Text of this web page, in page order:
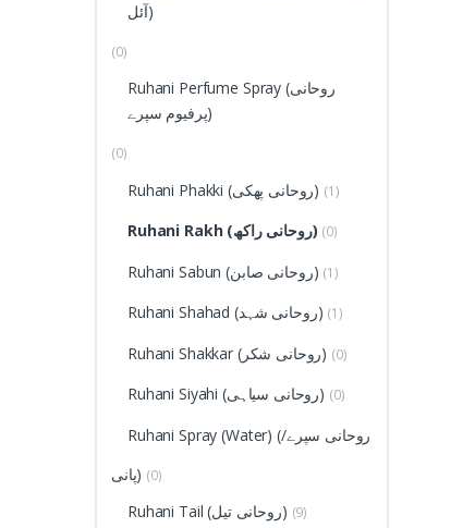
آئل)
(0)
Ruhani Perfume Spray (روحانی
پرفیوم سپرے)
(0)
Ruhani Phakki (روحانی پھکی) (1)
Ruhani Rakh (روحانی راکھ) (0)
Ruhani Sabun (روحانی صابن) (1)
Ruhani Shahad (روحانی شہد) (1)
Ruhani Shakkar (روحانی شکر) (0)
Ruhani Siyahi (روحانی سیاہی) (0)
Ruhani Spray (Water) (روحانی سپرے/
پانی) (0)
Ruhani Tail (روحانی تیل) (9)